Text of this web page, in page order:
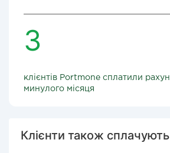
3
клієнтів Portmone сплатили
минулого місяця
Клієнти також сплачують